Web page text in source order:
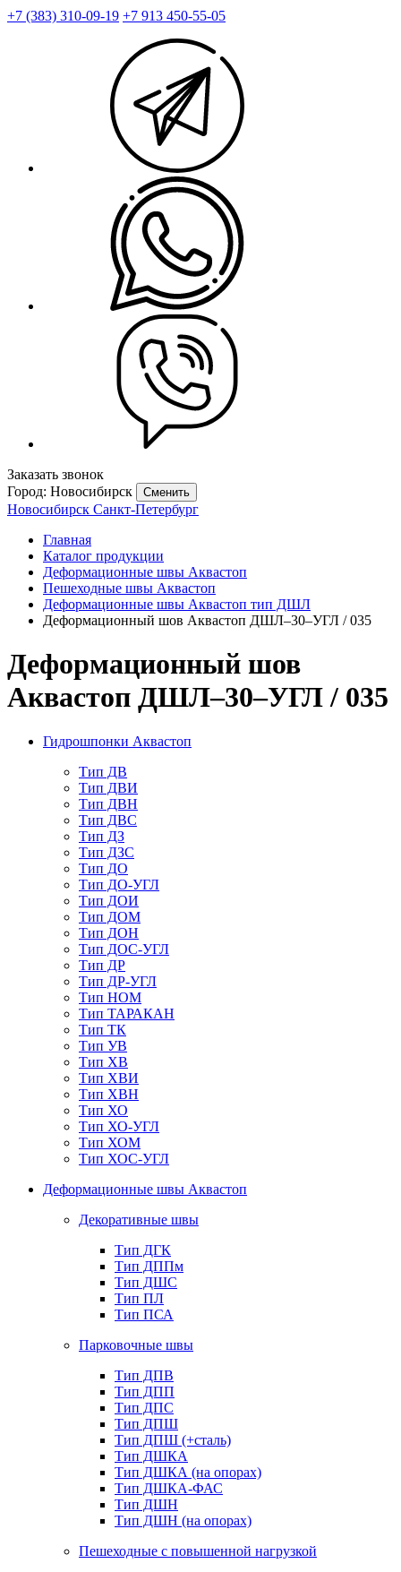
+7 (383) 310-09-19 +7 913 450-55-05
Заказать звонок
Город: Новосибирск
Сменить
Новосибирск Санкт-Петербург
Главная
Каталог продукции
Деформационные швы Аквастоп
Пешеходные швы Аквастоп
Деформационные швы Аквастоп тип ДШЛ
Деформационный шов Аквастоп ДШЛ–30–УГЛ / 035
Деформационный шов
Аквастоп ДШЛ–30–УГЛ / 035
Гидрошпонки Аквастоп
Тип ДВ
Тип ДВИ
Тип ДВН
Тип ДВС
Тип ДЗ
Тип ДЗС
Тип ДО
Тип ДО-УГЛ
Тип ДОИ
Тип ДОМ
Тип ДОН
Тип ДОС-УГЛ
Тип ДР
Тип ДР-УГЛ
Тип НОМ
Тип ТАРАКАН
Тип ТК
Тип УВ
Тип ХВ
Тип ХВИ
Тип ХВН
Тип ХО
Тип ХО-УГЛ
Тип ХОМ
Тип ХОС-УГЛ
Деформационные швы Аквастоп
Декоративные швы
Тип ДГК
Тип ДППм
Тип ДШС
Тип ПЛ
Тип ПСА
Парковочные швы
Тип ДПВ
Тип ДПП
Тип ДПС
Тип ДПШ
Тип ДПШ (+сталь)
Тип ДШКА
Тип ДШКА (на опорах)
Тип ДШКА-ФАС
Тип ДШН
Тип ДШН (на опорах)
Пешеходные с повышенной нагрузкой